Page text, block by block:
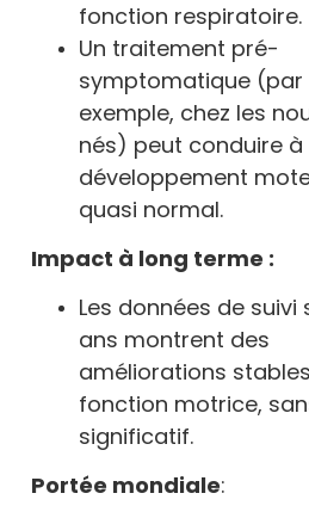
fonction respiratoire.
Un traitement pré-
symptomatique (par
exemple, chez les
nés) peut conduire à
développement
quasi normal.
Impact à long terme :
Les données de suivi
ans montrent des
améliorations
fonction motrice,
significatif.
Portée mondiale: